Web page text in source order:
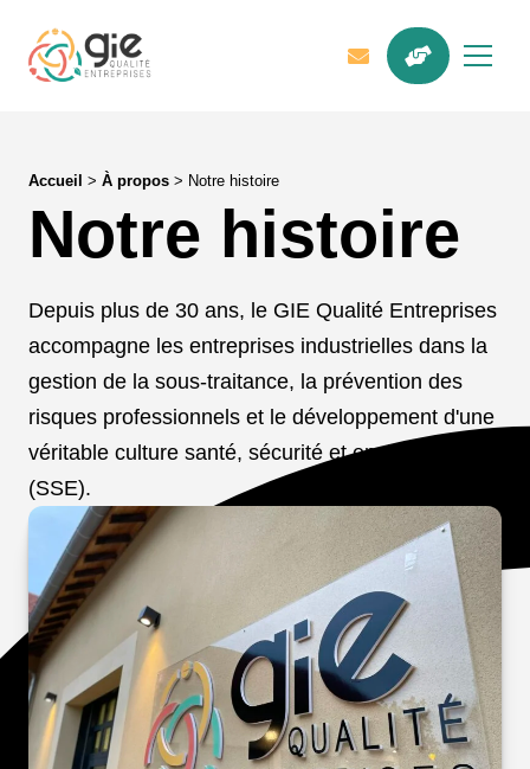
Accueil > À propos > Notre histoire
Notre histoire
Depuis plus de 30 ans, le GIE Qualité Entreprises
accompagne les entreprises industrielles dans la
gestion de la sous-traitance, la prévention des
risques professionnels et le développement d'une
véritable culture santé, sécurité et environnement
(SSE).